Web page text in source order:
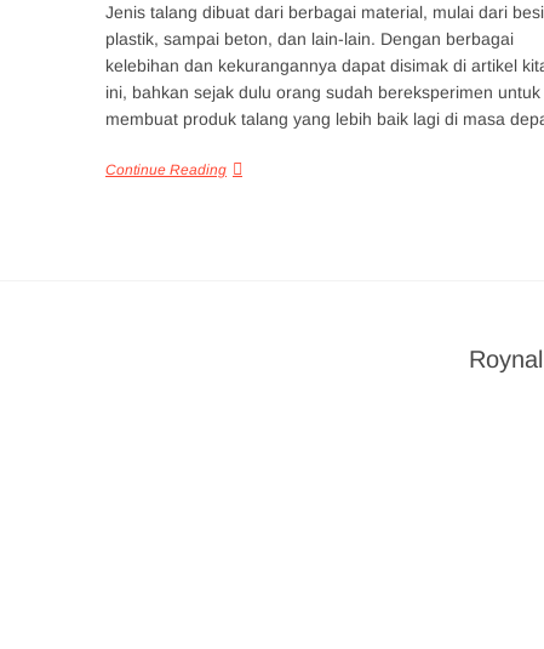
Jenis talang dibuat dari berbagai material, mulai dari
plastik, sampai beton, dan lain-lain. Dengan berbagai
kelebihan dan kekurangannya dapat disimak di artikel
ini, bahkan sejak dulu orang sudah bereksperimen untuk
membuat produk talang yang lebih baik lagi di masa
Continue Reading